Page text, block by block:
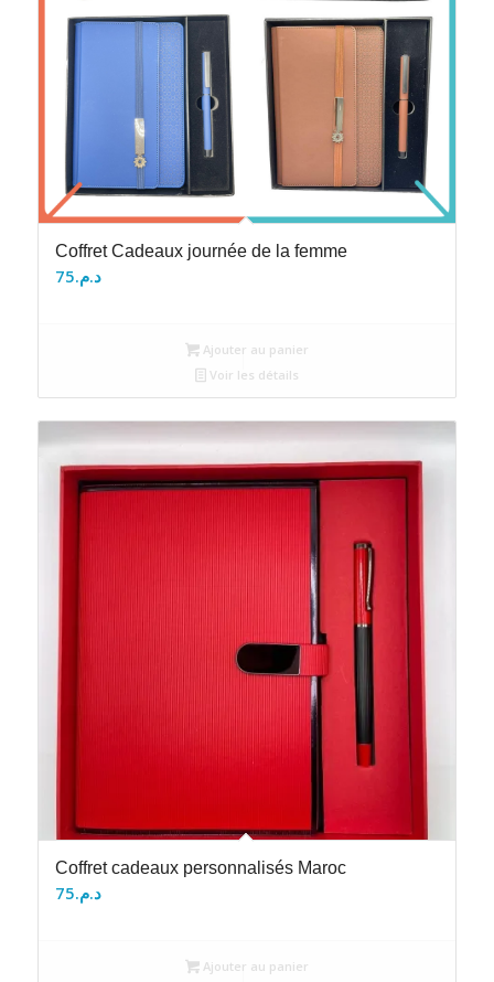
Coffret Cadeaux journée de la femme
د.م.75
Ajouter au panier
Voir les détails
Coffret cadeaux personnalisés Maroc
د.م.75
Ajouter au panier